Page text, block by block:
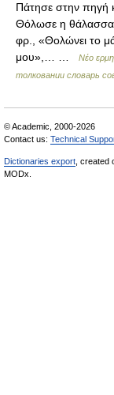
Πάτησε στην πηγή
Θόλωσε η
φρ., «Θολώνει το
μου»,… …
Νέο
толковании словарь
© Academic, 2000-2026
Contact us: Technical
Dictionaries export , created
MODx.